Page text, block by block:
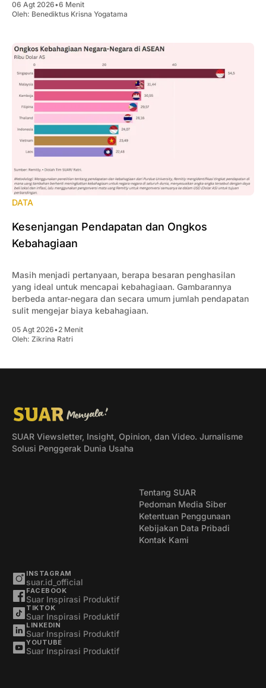
06 Agt 2026•6 Menit
Oleh: Benediktus Krisna Yogatama
DATA
Kesenjangan Pendapatan dan Ongkos
Kebahagiaan
Masih menjadi pertanyaan, berapa besaran penghasilan
yang ideal untuk mencapai kebahagiaan. Gambarannya
berbeda antar-negara dan secara umum jumlah pendapatan
sulit mengejar biaya kebahagiaan.
05 Agt 2026•2 Menit
Oleh: Zikrina Ratri
SUAR Viewsletter, Insight, Opinion, dan Video. Jurnalisme
Solusi Penggerak Dunia Usaha
Tentang SUAR
Pedoman Media Siber
Ketentuan Penggunaan
Kebijakan Data Pribadi
Kontak Kami
INSTAGRAM
suar.id_official
FACEBOOK
Suar Inspirasi Produktif
TIKTOK
Suar Inspirasi Produktif
LINKEDIN
Suar Inspirasi Produktif
YOUTUBE
Suar Inspirasi Produktif